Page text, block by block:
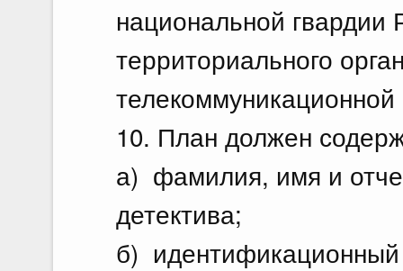
национальной
территориального
10. План должен
а) фамилия, имя и
детектива;
б)